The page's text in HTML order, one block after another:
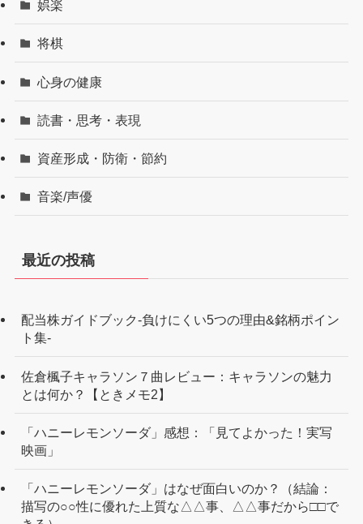
娯楽
将棋
心身の健康
読書・思考・表現
資産形成・防衛・節約
音楽/声優
最近の投稿
配当株ガイドブック-負けにくい5つの理由&銘柄ポイン
ト集-
佐倉楓子キャラソン７曲レビュー：キャラソンの魅力
とは何か？【ときメモ2】
「ハニーレモンソーダ」感想：「見てよかった！実写
映画」
「ハニーレモンソーダ」はなぜ面白いのか？（結論：
描写の○○性に優れた上質な△△事、△△事だから□□で